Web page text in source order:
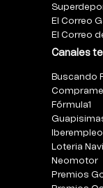
El Correo
El Correo
Canales
Buscando
Fórmula1
Loteria
Neomotor
Premios